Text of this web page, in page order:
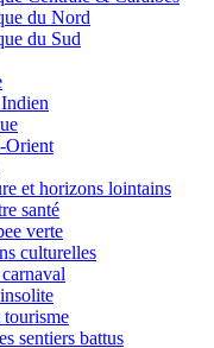
du Nord
du Sud
Orient
et horizons lointains
santé
verte
culturelles
sentiers battus